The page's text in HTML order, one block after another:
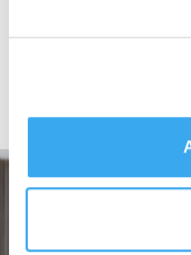
Vysoce přesný senzor
Dokáže se také plynule